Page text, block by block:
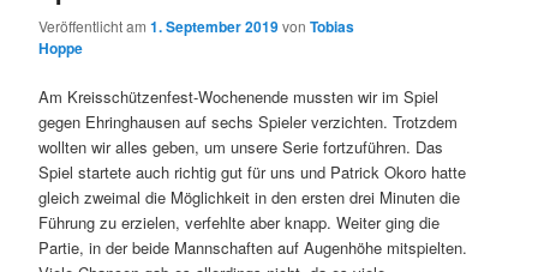
Veröffentlicht am1. September 2019vonTobias
Hoppe
Am Kreisschützenfest-Wochenende mussten wir im Spiel
gegen Ehringhausen auf sechs Spieler verzichten. Trotzdem
wollten wir alles geben, um unsere Serie fortzuführen. Das
Spiel startete auch richtig gut für uns und Patrick Okoro hatte
gleich zweimal die Möglichkeit in den ersten drei Minuten die
Führung zu erzielen, verfehlte aber knapp. Weiter ging die
Partie, in der beide Mannschaften auf Augenhöhe mitspielten.